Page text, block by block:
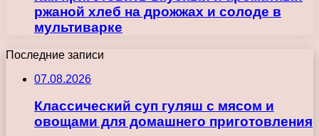
ржаной хлеб на дрожжах и солоде в
мультиварке
Последние записи
07.08.2026
Классический суп гуляш с мясом и
овощами для домашнего приготовления